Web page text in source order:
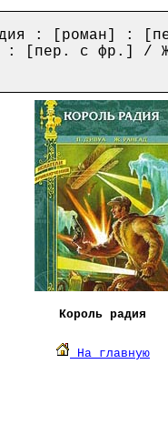
: [роман] :
: [пер. с фр.] /
Король радия
На главную